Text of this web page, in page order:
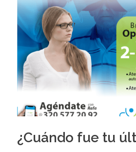
¿Cuándo fue tu